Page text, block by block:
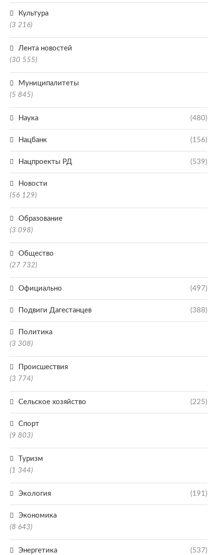
Культура
(3 216)
Лента новостей
(30 555)
Муниципалитеты
(5 845)
Наука (480)
Нацбанк (156)
Нацпроекты РД (539)
Новости
(56 129)
Образование
(3 098)
Общество
(27 732)
Официально (497)
Подвиги Дагестанцев (388)
Политика
(3 308)
Происшествия
(3 774)
Сельское хозяйство (225)
Спорт
(9 803)
Туризм
(1 344)
Экология (191)
Экономика
(8 643)
Энергетика (537)